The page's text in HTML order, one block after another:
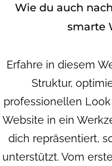
Wie du auch
smarte
Erfahre in diesem
Struktur,
professionellen
Website in ein
dich repräsentiert,
unterstützt. Vom